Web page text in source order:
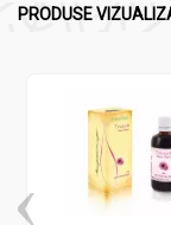
PRODUSE